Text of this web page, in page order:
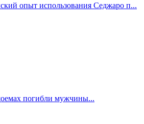
опыт использования Седжаро п...
погибли мужчины...